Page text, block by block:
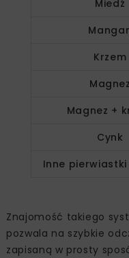
Miedź
Krzem
Magnez
Magnez +
Cynk
Inne
Znajomość takiego
pozwala na szybkie
zapisaną w prosty